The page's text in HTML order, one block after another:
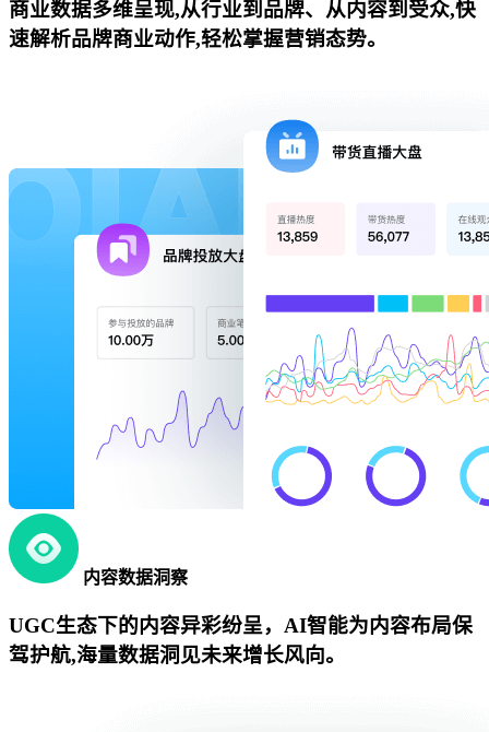
商业数据多维呈现,从行业到品牌、从内容到受众,快
速解析品牌商业动作,轻松掌握营销态势。
内容数据洞察
UGC生态下的内容异彩纷呈，AI智能为内容布局保
驾护航,海量数据洞见未来增长风向。